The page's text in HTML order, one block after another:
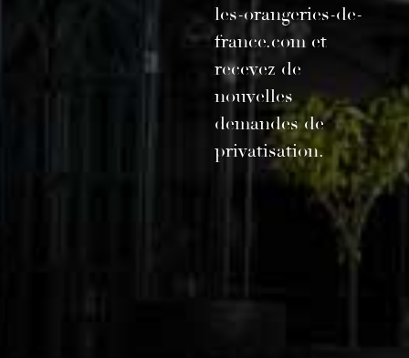
les-orangeries-de-
france.com et
recevez de
nouvelles
demandes de
privatisation.